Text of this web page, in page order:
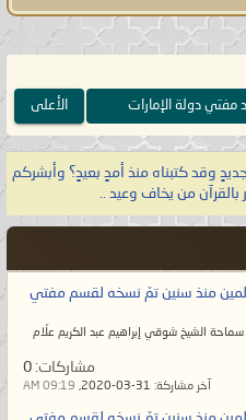
نَبِيُّهُمْ إِنَّ اللَّهَ قَدْ
قَالُوا أَنَّىٰ يَكُونُ لَهُ
بِالْمُلْكِ مِنْهُ وَلَمْ
قَالَ إِنَّ اللَّهَ
بسطةً فِي الْعِلْمِ
مُلْكَهُ مَن يَشَاءُ
الله العظيم
وأتباعهم على
وعصر ظهوري،
عصر بعث الإمام
أمّة آخر الزمان
مفتي دولة الإمارات
الأعلى
وقد كتبناه منذ أمدٍ بعيدٍ؟ وأبشركم
من يخاف وعيد ..
منذ سنين تمّ نسخه لقسم مفتي
الشيخ شوقي إبراهيم عبد الكريم علّام
مشاركات:
آخر مشاركة: 09:19 AM